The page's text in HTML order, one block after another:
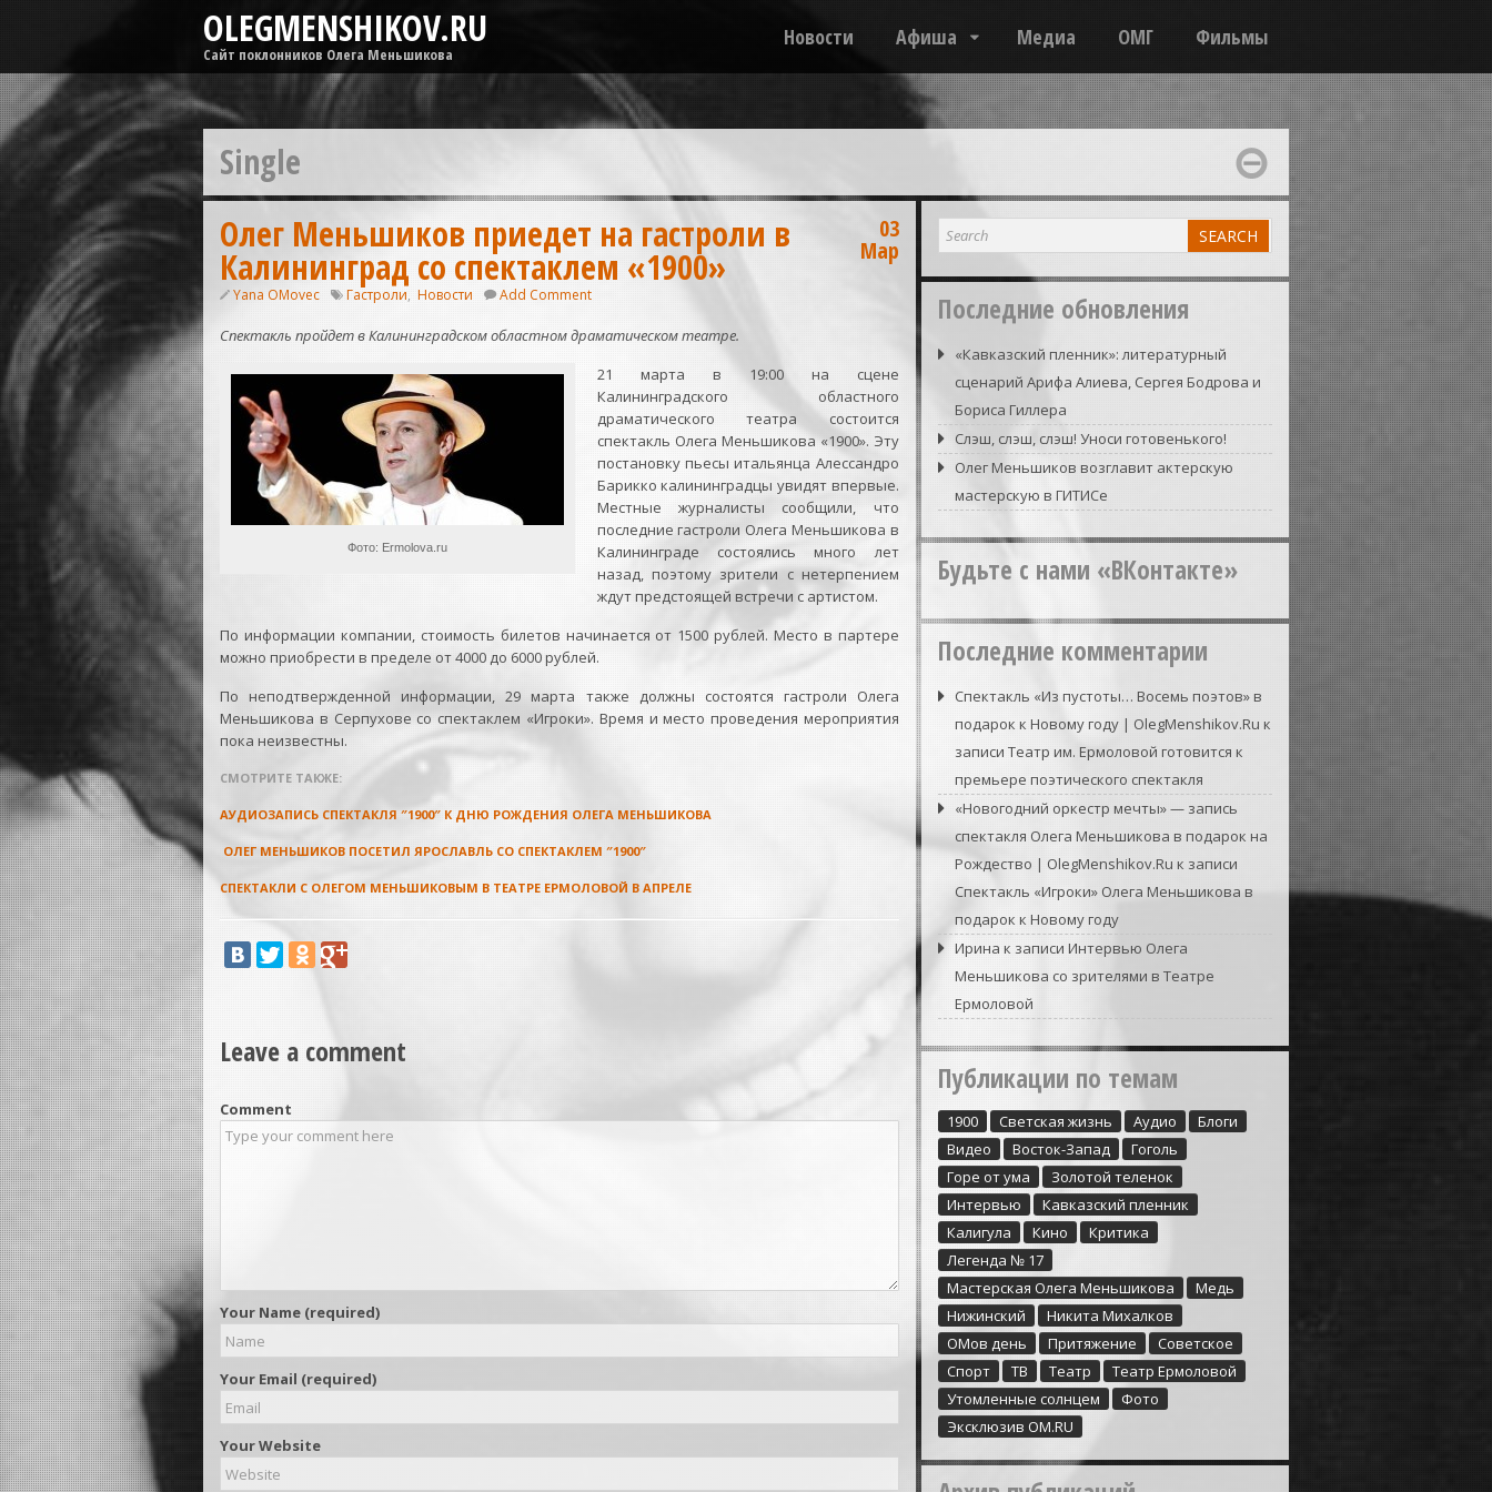
OLEGMENSHIKOV.RU
Сайт поклонников Олега Меньшикова
Новости Афиша Медиа ОМГ Фильмы
Single
Олег Меньшиков приедет на гастроли в
Калининград со спектаклем «1900»
Yana OMovec Гастроли, Новости Add Comment
03
Мар
Спектакль пройдет в Калининградском областном драматическом театре.
Фото: Ermolova.ru
21 марта в 19:00 на сцене
Калининградского областного
драматического театра состоится
спектакль Олега Меньшикова «1900». Эту
постановку пьесы итальянца Алессандро
Барикко калининградцы увидят впервые.
Местные журналисты сообщили, что
последние гастроли Олега Меньшикова в
Калининграде состоялись много лет
назад, поэтому зрители с нетерпением
ждут предстоящей встречи с артистом.
По информации компании, стоимость билетов начинается от 1500 рублей. Место в партере
можно приобрести в пределе от 4000 до 6000 рублей.
По неподтвержденной информации, 29 марта также должны состоятся гастроли Олега
Меньшикова в Серпухове со спектаклем «Игроки». Время и место проведения мероприятия
пока неизвестны.
СМОТРИТЕ ТАКЖЕ:
АУДИОЗАПИСЬ СПЕКТАКЛЯ ″1900″ К ДНЮ РОЖДЕНИЯ ОЛЕГА МЕНЬШИКОВА
ОЛЕГ МЕНЬШИКОВ ПОСЕТИЛ ЯРОСЛАВЛЬ СО СПЕКТАКЛЕМ ″1900″
СПЕКТАКЛИ С ОЛЕГОМ МЕНЬШИКОВЫМ В ТЕАТРЕ ЕРМОЛОВОЙ В АПРЕЛЕ
Leave a comment
Comment
Your Name (required)
Your Email (required)
Your Website
Последние обновления
«Кавказский пленник»: литературный
сценарий Арифа Алиева, Сергея Бодрова и
Бориса Гиллера
Слэш, слэш, слэш! Уноси готовенького!
Олег Меньшиков возглавит актерскую
мастерскую в ГИТИСе
Будьте с нами «ВКонтакте»
Последние комментарии
Спектакль «Из пустоты… Восемь поэтов» в
подарок к Новому году | OlegMenshikov.Ru к
записи Театр им. Ермоловой готовится к
премьере поэтического спектакля
«Новогодний оркестр мечты» — запись
спектакля Олега Меньшикова в подарок на
Рождество | OlegMenshikov.Ru к записи
Спектакль «Игроки» Олега Меньшикова в
подарок к Новому году
Ирина к записи Интервью Олега
Меньшикова со зрителями в Театре
Ермоловой
Публикации по темам
1900 Cветская жизнь Аудио
Блоги
Видео
Восток-Запад
Гоголь
Горе от ума
Золотой теленок
Интервью
Кавказский пленник
Калигула
Кино
Критика
Легенда № 17
Мастерская Олега Меньшикова
Медь
Нижинский
Никита Михалков
ОМов день
Притяжение
Советское
Спорт
ТВ Театр
Театр Ермоловой
Утомленные солнцем
Фото
Эксклюзив ОМ.RU